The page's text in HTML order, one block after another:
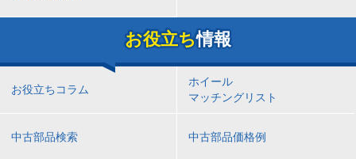
お役立ち情報
お役立ちコラム
ホイール
マッチングリスト
中古部品検索 中古部品価格例